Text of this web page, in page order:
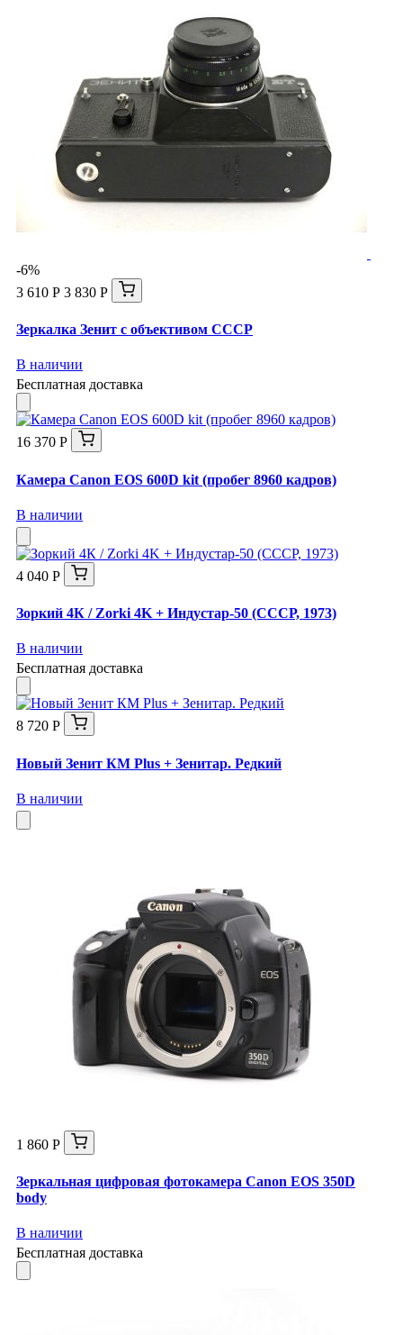
-6%
3 610 Р 3 830 Р
Зеркалка Зенит с объективом СССР
В наличии
Бесплатная доставка
16 370 Р
Камера Canon EOS 600D kit (пробег 8960 кадров)
В наличии
4 040 Р
Зоркий 4К / Zorki 4K + Индустар-50 (СССР, 1973)
В наличии
Бесплатная доставка
8 720 Р
Новый Зенит КМ Plus + Зенитар. Редкий
В наличии
1 860 Р
Зеркальная цифровая фотокамера Canon EOS 350D
body
В наличии
Бесплатная доставка